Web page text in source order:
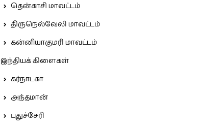
தென்காசி மாவட்டம்
திருநெல்வேலி மாவட்டம்
கன்னியாகுமரி மாவட்டம்
இந்தியக் கிளைகள்
கர்நாடகா
அந்தமான்
புதுச்சேரி